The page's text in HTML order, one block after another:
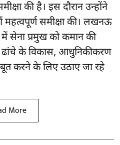
की है। इस दौरान उन्होंने
समीक्षा की। लखनऊ
सेना प्रमुख को कमान की
ढांचे के विकास, आधुनिकीकरण
करने के लिए उठाए जा रहे
More